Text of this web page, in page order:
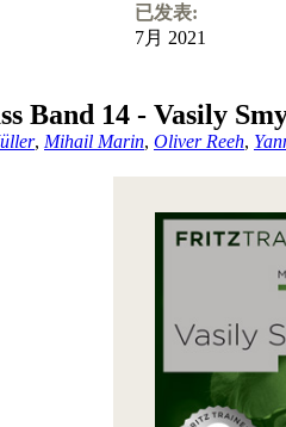
已发表:
7月 2021
Band 14 - Vasily
, Mihail Marin, Oliver Reeh,